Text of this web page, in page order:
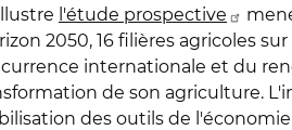
l'étude prospective
2050, 16 filières agricoles
internationale et du
de son agriculture.
des outils de